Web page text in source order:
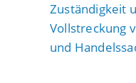
Zuständigkeit
Vollstreckung
und